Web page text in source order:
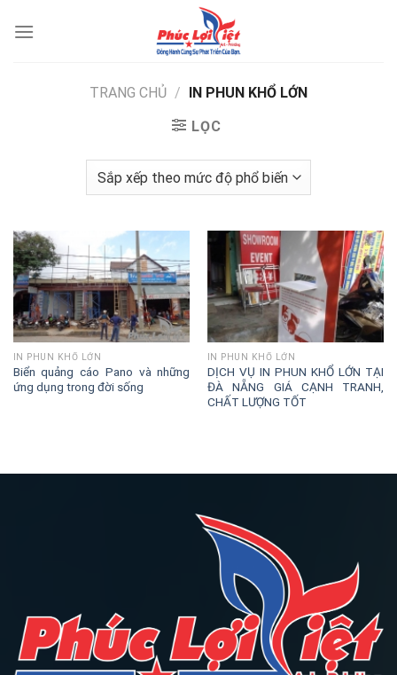
TRANG CHỦ / IN PHUN KHỔ LỚN
LỌC
IN PHUN KHỔ LỚN
Biển quảng cáo Pano và những
ứng dụng trong đời sống
IN PHUN KHỔ LỚN
DỊCH VỤ IN PHUN KHỔ LỚN TẠI
ĐÀ NẴNG GIÁ CẠNH TRANH,
CHẤT LƯỢNG TỐT